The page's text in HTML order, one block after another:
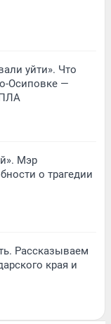
уйти». Что
Осиповке —
Мэр
о трагедии
Рассказываем
края и